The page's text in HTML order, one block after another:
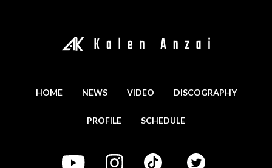
HOME NEWS VIDEO DISCOGRAPHY
PROFILE SCHEDULE